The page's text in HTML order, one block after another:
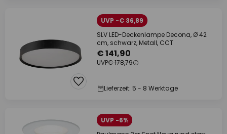
UVP -€ 36,89
SLV LED-Deckenlampe Decona, Ø 42
cm, schwarz, Metall, CCT
€ 141,90
UVP€ 178,79
Lieferzeit: 5 - 8 Werktage
UVP -6%